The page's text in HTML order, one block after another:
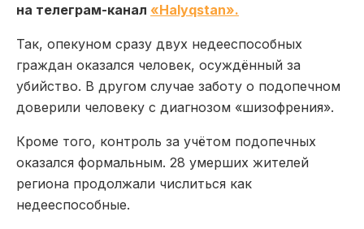
на телеграм-канал «Halyqstan».
Так, опекуном сразу двух недееспособных
граждан оказался человек, осуждённый за
убийство. В другом случае заботу о подопечном
доверили человеку с диагнозом «шизофрения».
Кроме того, контроль за учётом подопечных
оказался формальным. 28 умерших жителей
региона продолжали числиться как
недееспособные.